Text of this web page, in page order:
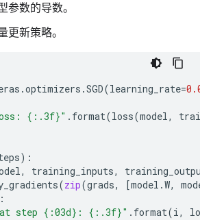
参数的导数。
更新策略。
.optimizers .SGD(learning_rate=
{:.3f}" . format(loss(model,
):
, training_inputs,
(zip(grads, [model .W,
:
step {:03d} : {:.3f}" . format(i,